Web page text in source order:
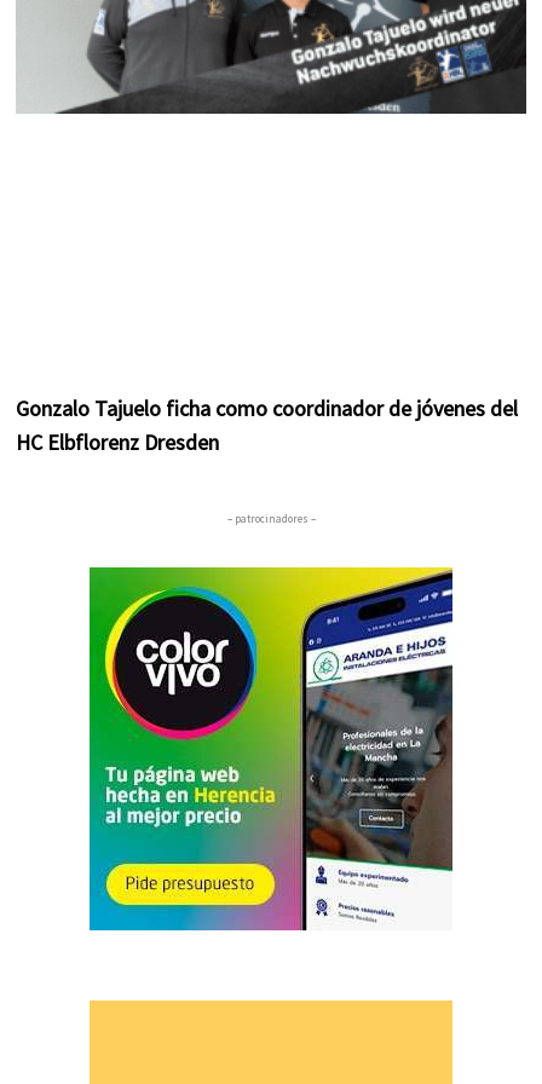
Gonzalo Tajuelo ficha como coordinador de jóvenes del
HC Elbflorenz Dresden
– patrocinadores –